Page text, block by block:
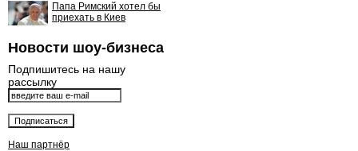
Папа Римский хотел бы
приехать в Киев
Новости шоу-бизнеса
Подпишитесь на нашу
рассылку
Наш партнёр